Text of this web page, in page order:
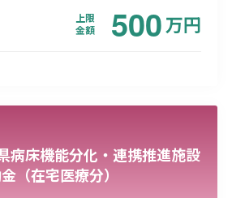
上限
金額
500万円
病床機能分化・連携推進施設
（在宅医療分）